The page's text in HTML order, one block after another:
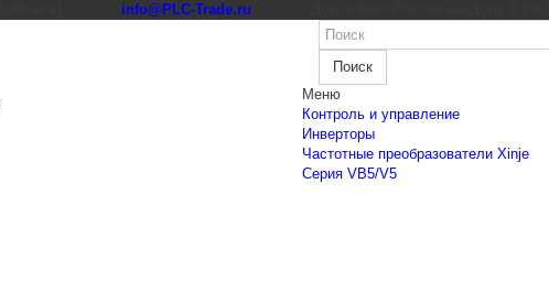
info@PLC-Trade.ru
Поиск
Меню
Контроль и управление
Инверторы
Частотные преобразователи Xinje
Cерия VB5/V5